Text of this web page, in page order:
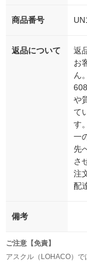
商品番号
返品について
返
お
ん
や
て
す
一
先
さ
注
配
備考
ご注意【免責】
アスクル（LOHACO）